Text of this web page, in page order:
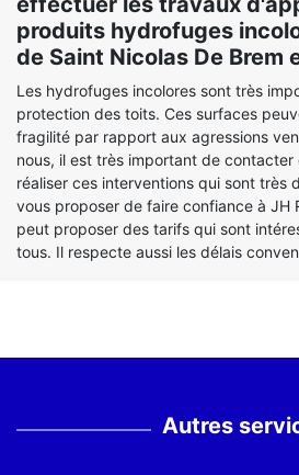
produits hydrofuges
de Saint Nicolas De Brem
Les hydrofuges incolores sont très
protection des toits. Ces surfaces
fragilité par rapport aux agressions
nous, il est très important de
réaliser ces interventions qui sont très
vous proposer de faire confiance à JH
peut proposer des tarifs qui sont
tous. Il respecte aussi les délais
Autres